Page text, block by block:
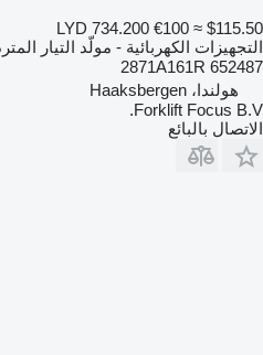
LYD 734.200 €100 ≈ $115.50
التجهيزات الكهربائية - مولّد التيار
652487 2871A161R
هولندا، Haaksbergen
Forklift Focus B.V.
الاتصال بالبائع